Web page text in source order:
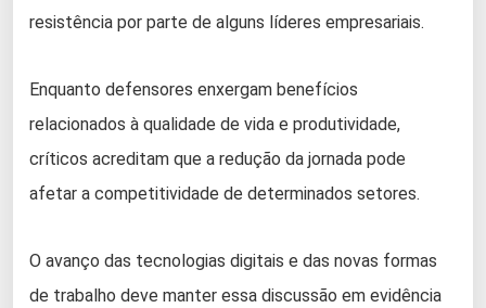
resistência por parte de alguns líderes empresariais.
Enquanto defensores enxergam benefícios
relacionados à qualidade de vida e produtividade,
críticos acreditam que a redução da jornada pode
afetar a competitividade de determinados setores.
O avanço das tecnologias digitais e das novas formas
de trabalho deve manter essa discussão em evidência